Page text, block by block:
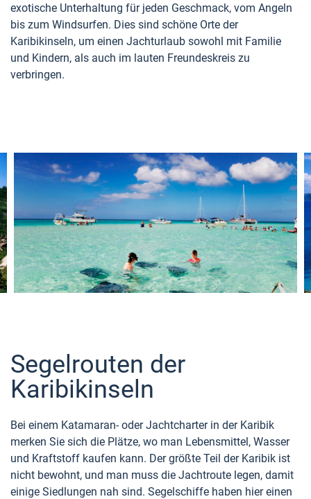
exotische Unterhaltung für jeden Geschmack, vom Angeln
bis zum Windsurfen. Dies sind schöne Orte der
Karibikinseln, um einen Jachturlaub sowohl mit Familie
und Kindern, als auch im lauten Freundeskreis zu
verbringen.
Segelrouten der
Karibikinseln
Bei einem Katamaran- oder Jachtcharter in der Karibik
merken Sie sich die Plätze, wo man Lebensmittel, Wasser
und Kraftstoff kaufen kann. Der größte Teil der Karibik ist
nicht bewohnt, und man muss die Jachtroute legen, damit
einige Siedlungen nah sind. Segelschiffe haben hier einen